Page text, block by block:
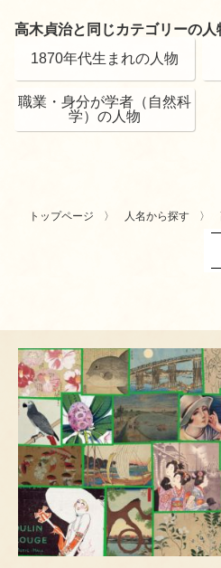
高木貞治と同じカテゴリーの人
1870年代生まれの人物
職業・身分が学者（自然科
学）の人物
トップページ 人名から探す